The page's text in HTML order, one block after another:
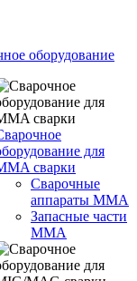
оборудование
для
сварки
Сварочные
аппараты MMA
Запасные части
MMA